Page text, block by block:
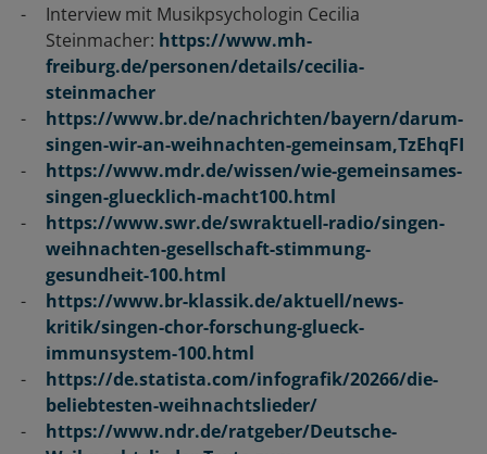
Interview mit Musikpsychologin Cecilia
Steinmacher: https://www.mh-
freiburg.de/personen/details/cecilia-
steinmacher
https://www.br.de/nachrichten/bayern/darum-
singen-wir-an-weihnachten-gemeinsam,TzEhqFI
https://www.mdr.de/wissen/wie-gemeinsames-
singen-gluecklich-macht100.html
https://www.swr.de/swraktuell-radio/singen-
weihnachten-gesellschaft-stimmung-
gesundheit-100.html
https://www.br-klassik.de/aktuell/news-
kritik/singen-chor-forschung-glueck-
immunsystem-100.html
https://de.statista.com/infografik/20266/die-
beliebtesten-weihnachtslieder/
https://www.ndr.de/ratgeber/Deutsche-